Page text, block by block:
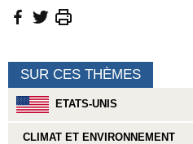
SUR CES THÈMES
ETATS-UNIS
CLIMAT ET ENVIRONNEMENT